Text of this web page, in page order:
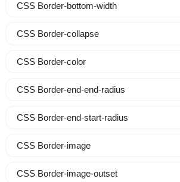
CSS Border-bottom-width
CSS Border-collapse
CSS Border-color
CSS Border-end-end-radius
CSS Border-end-start-radius
CSS Border-image
CSS Border-image-outset